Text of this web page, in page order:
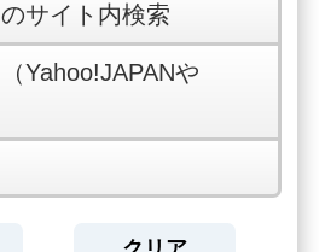
サイト内検索
Yahoo!JAPANや